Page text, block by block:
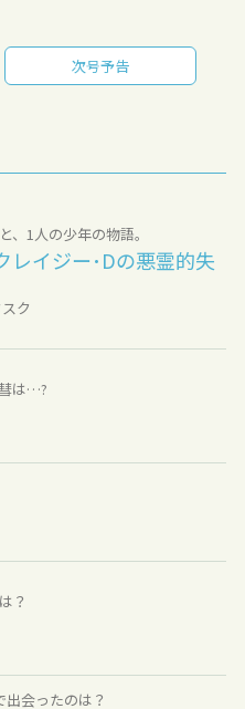
次号予告
、1人の少年の物語。
レイジー･Dの悪霊的失
ク
は…?
？
会ったのは？